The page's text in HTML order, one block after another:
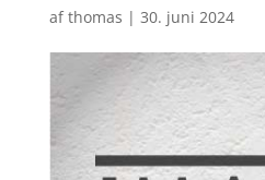
afthomas | 30. juni 2024